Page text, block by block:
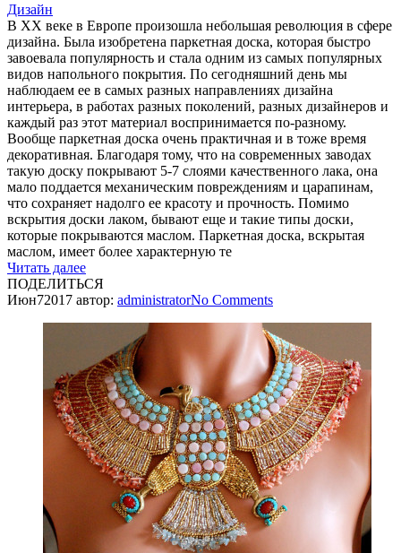
Дизайн
В ХХ веке в Европе произошла небольшая революция в сфере
дизайна. Была изобретена паркетная доска, которая быстро
завоевала популярность и стала одним из самых популярных
видов напольного покрытия. По сегодняшний день мы
наблюдаем ее в самых разных направлениях дизайна
интерьера, в работах разных поколений, разных дизайнеров и
каждый раз этот материал воспринимается по-разному.
Вообще паркетная доска очень практичная и в тоже время
декоративная. Благодаря тому, что на современных заводах
такую доску покрывают 5-7 слоями качественного лака, она
мало поддается механическим повреждениям и царапинам,
что сохраняет надолго ее красоту и прочность. Помимо
вскрытия доски лаком, бывают еще и такие типы доски,
которые покрываются маслом. Паркетная доска, вскрытая
маслом, имеет более характерную те
Читать далее
ПОДЕЛИТЬСЯ
Июн72017 автор: administratorNo Comments